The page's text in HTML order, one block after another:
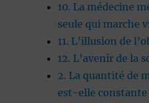
10. La médecine
seule qui marche
11. L’illusion de
12. L’avenir de la
2. La quantité de
est-elle constante